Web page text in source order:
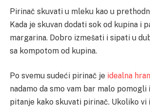
Pirinač skuvati u mleku kao u
Kada je skuvan dodati sok od kupina i
margarina. Dobro izmešati i sipati u
sa kompotom od kupina.
Po svemu sudeći pirinač je idealna
nadamo da smo vam bar malo
pitanje kako skuvati pirinač. Ukoliko vi